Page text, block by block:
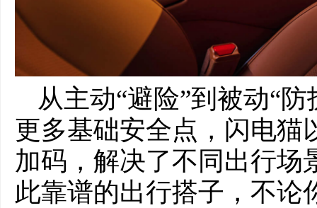
从主动“避险”到被动“
更多基础安全点，闪电猫
加码，解决了不同出行场
此靠谱的出行搭子，不论